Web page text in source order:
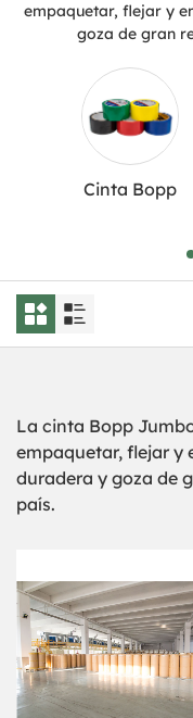
empaquetar, flejar y
goza de gran
Cinta Bopp
La cinta Bopp
empaquetar, flejar y
duradera y goza de
país.